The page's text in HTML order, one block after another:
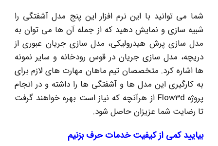
شما می توانید با این نرم افزار این پنج مدل آشفتگی را
شبیه سازی و نمایش دهید که از جمله آن ها می توان به
مدل سازی پرش هیدرولیکی، مدل سازی جریان عبوری از
دریچه، مدل سازی جریان در قوس رودخانه و سایر نمونه
ها اشاره کرد. متخصصان تیم ماهان مهارت های لازم برای
به کارگیری این مدل ها و آشفتگی ها را داشته و در انجام
پروژه Flow3d از هرآنچه که نیاز است بهره خواهند گرفت
تا رضایت شما عزیزان حاصل شود.
بیایید کمی از کیفیت خدمات حرف بزنیم